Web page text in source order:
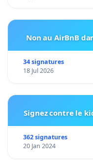
Non au AirBnB
34 signatures
18 Jul 2026
Signez contre le
362 signatures
20 Jan 2024